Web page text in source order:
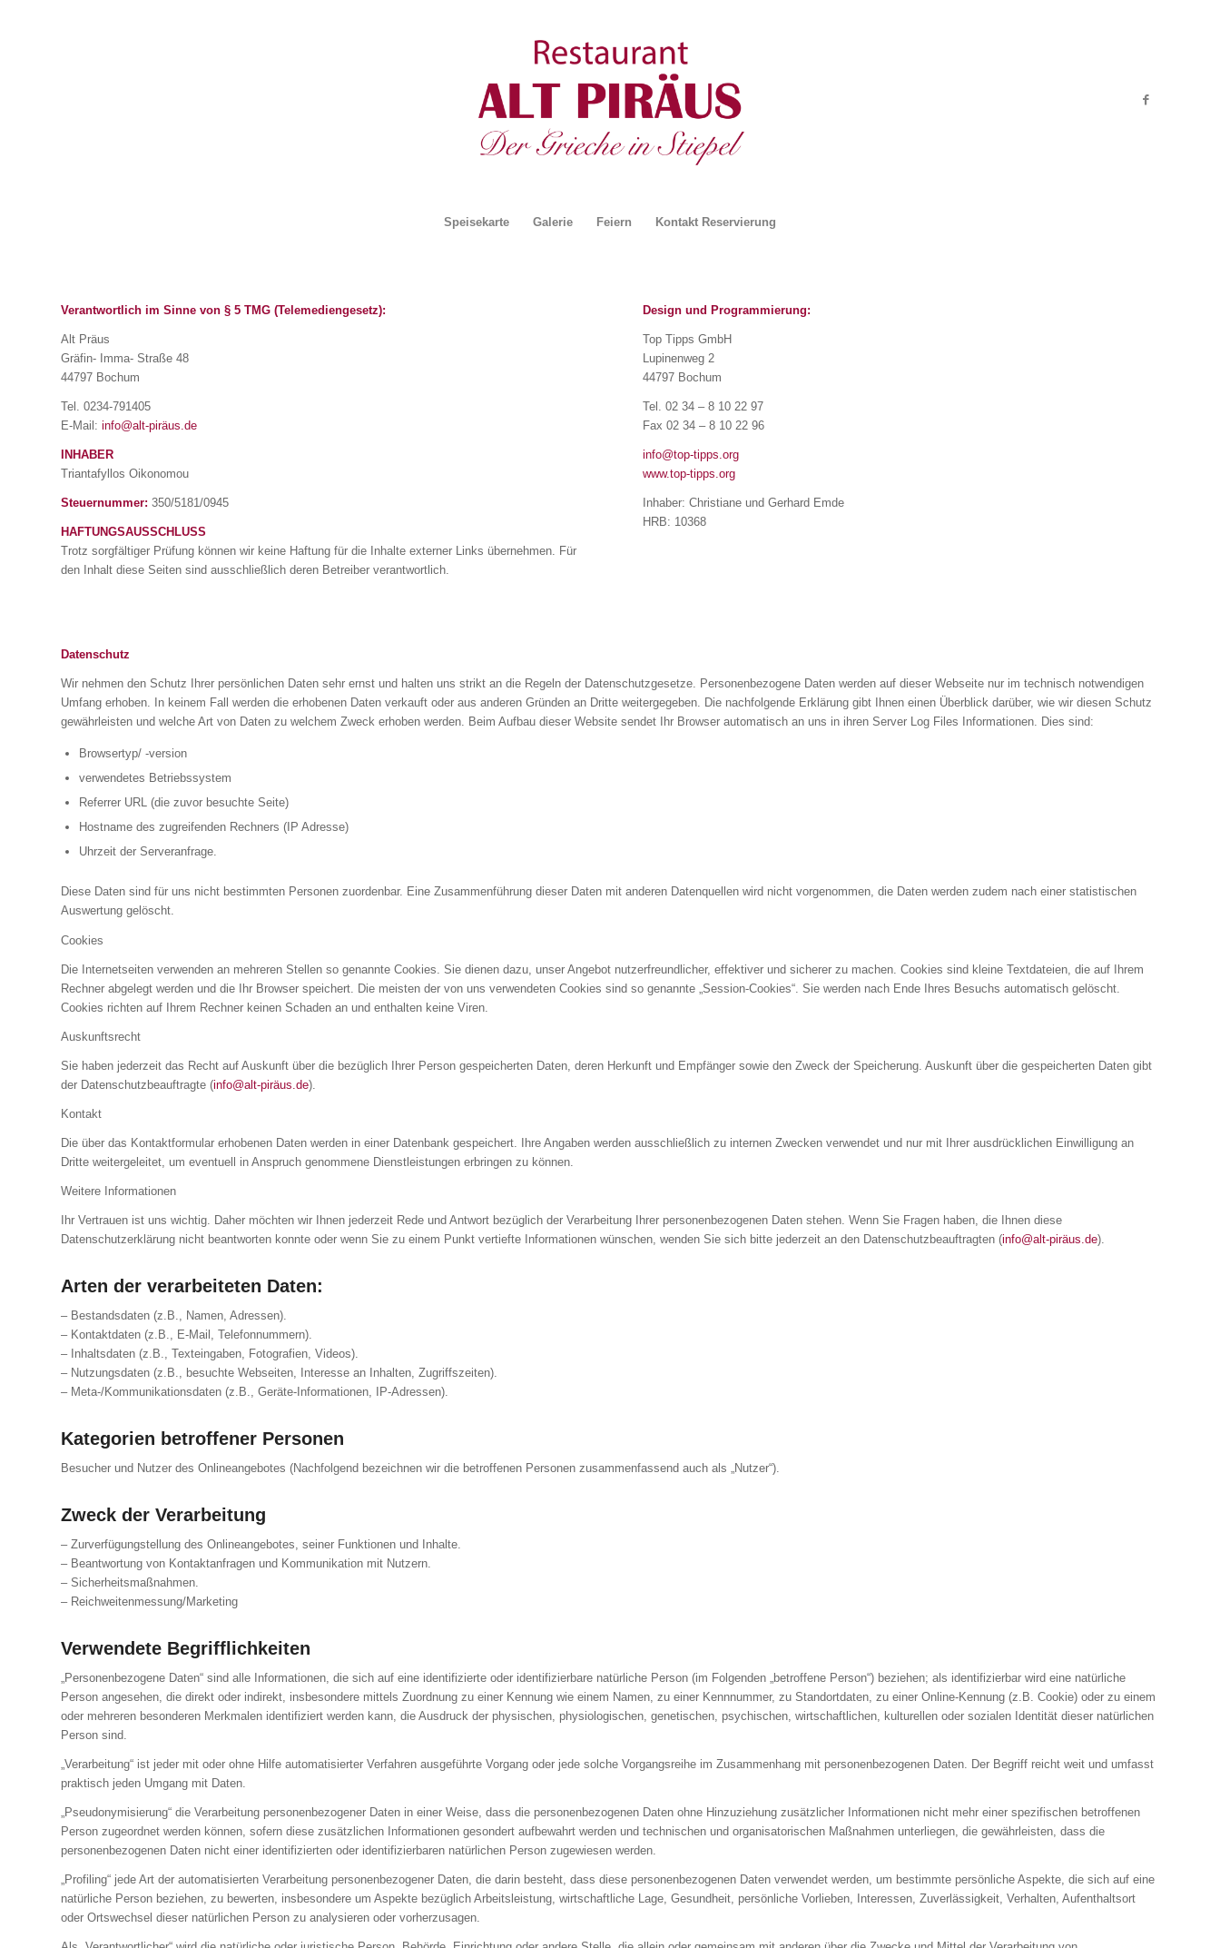
Speisekarte Galerie Feiern Kontakt Reservierung
Verantwortlich im Sinne von § 5 TMG (Telemediengesetz):
Alt Präus
Gräfin- Imma- Straße 48
44797 Bochum
Tel. 0234-791405
E-Mail: info@alt-piräus.de
INHABER
Triantafyllos Oikonomou
Steuernummer: 350/5181/0945
HAFTUNGSAUSSCHLUSS
Trotz sorgfältiger Prüfung können wir keine Haftung für die Inhalte externer Links übernehmen. Für
den Inhalt diese Seiten sind ausschließlich deren Betreiber verantwortlich.
Design und Programmierung:
Top Tipps GmbH
Lupinenweg 2
44797 Bochum
Tel. 02 34 – 8 10 22 97
Fax 02 34 – 8 10 22 96
info@top-tipps.org
www.top-tipps.org
Inhaber: Christiane und Gerhard Emde
HRB: 10368
Datenschutz
Wir nehmen den Schutz Ihrer persönlichen Daten sehr ernst und halten uns strikt an die Regeln der Datenschutzgesetze. Personenbezogene Daten werden auf dieser Webseite nur im technisch notwendigen
Umfang erhoben. In keinem Fall werden die erhobenen Daten verkauft oder aus anderen Gründen an Dritte weitergegeben. Die nachfolgende Erklärung gibt Ihnen einen Überblick darüber, wie wir diesen Schutz
gewährleisten und welche Art von Daten zu welchem Zweck erhoben werden. Beim Aufbau dieser Website sendet Ihr Browser automatisch an uns in ihren Server Log Files Informationen. Dies sind:
Browsertyp/ -version
verwendetes Betriebssystem
Referrer URL (die zuvor besuchte Seite)
Hostname des zugreifenden Rechners (IP Adresse)
Uhrzeit der Serveranfrage.
Diese Daten sind für uns nicht bestimmten Personen zuordenbar. Eine Zusammenführung dieser Daten mit anderen Datenquellen wird nicht vorgenommen, die Daten werden zudem nach einer statistischen
Auswertung gelöscht.
Cookies
Die Internetseiten verwenden an mehreren Stellen so genannte Cookies. Sie dienen dazu, unser Angebot nutzerfreundlicher, effektiver und sicherer zu machen. Cookies sind kleine Textdateien, die auf Ihrem
Rechner abgelegt werden und die Ihr Browser speichert. Die meisten der von uns verwendeten Cookies sind so genannte „Session-Cookies“. Sie werden nach Ende Ihres Besuchs automatisch gelöscht.
Cookies richten auf Ihrem Rechner keinen Schaden an und enthalten keine Viren.
Auskunftsrecht
Sie haben jederzeit das Recht auf Auskunft über die bezüglich Ihrer Person gespeicherten Daten, deren Herkunft und Empfänger sowie den Zweck der Speicherung. Auskunft über die gespeicherten Daten gibt
der Datenschutzbeauftragte (info@alt-piräus.de).
Kontakt
Die über das Kontaktformular erhobenen Daten werden in einer Datenbank gespeichert. Ihre Angaben werden ausschließlich zu internen Zwecken verwendet und nur mit Ihrer ausdrücklichen Einwilligung an
Dritte weitergeleitet, um eventuell in Anspruch genommene Dienstleistungen erbringen zu können.
Weitere Informationen
Ihr Vertrauen ist uns wichtig. Daher möchten wir Ihnen jederzeit Rede und Antwort bezüglich der Verarbeitung Ihrer personenbezogenen Daten stehen. Wenn Sie Fragen haben, die Ihnen diese
Datenschutzerklärung nicht beantworten konnte oder wenn Sie zu einem Punkt vertiefte Informationen wünschen, wenden Sie sich bitte jederzeit an den Datenschutzbeauftragten (info@alt-piräus.de).
Arten der verarbeiteten Daten:
– Bestandsdaten (z.B., Namen, Adressen).
– Kontaktdaten (z.B., E-Mail, Telefonnummern).
– Inhaltsdaten (z.B., Texteingaben, Fotografien, Videos).
– Nutzungsdaten (z.B., besuchte Webseiten, Interesse an Inhalten, Zugriffszeiten).
– Meta-/Kommunikationsdaten (z.B., Geräte-Informationen, IP-Adressen).
Kategorien betroffener Personen
Besucher und Nutzer des Onlineangebotes (Nachfolgend bezeichnen wir die betroffenen Personen zusammenfassend auch als „Nutzer“).
Zweck der Verarbeitung
– Zurverfügungstellung des Onlineangebotes, seiner Funktionen und Inhalte.
– Beantwortung von Kontaktanfragen und Kommunikation mit Nutzern.
– Sicherheitsmaßnahmen.
– Reichweitenmessung/Marketing
Verwendete Begrifflichkeiten
„Personenbezogene Daten“ sind alle Informationen, die sich auf eine identifizierte oder identifizierbare natürliche Person (im Folgenden „betroffene Person“) beziehen; als identifizierbar wird eine natürliche
Person angesehen, die direkt oder indirekt, insbesondere mittels Zuordnung zu einer Kennung wie einem Namen, zu einer Kennnummer, zu Standortdaten, zu einer Online-Kennung (z.B. Cookie) oder zu einem
oder mehreren besonderen Merkmalen identifiziert werden kann, die Ausdruck der physischen, physiologischen, genetischen, psychischen, wirtschaftlichen, kulturellen oder sozialen Identität dieser natürlichen
Person sind.
„Verarbeitung“ ist jeder mit oder ohne Hilfe automatisierter Verfahren ausgeführte Vorgang oder jede solche Vorgangsreihe im Zusammenhang mit personenbezogenen Daten. Der Begriff reicht weit und umfasst
praktisch jeden Umgang mit Daten.
„Pseudonymisierung“ die Verarbeitung personenbezogener Daten in einer Weise, dass die personenbezogenen Daten ohne Hinzuziehung zusätzlicher Informationen nicht mehr einer spezifischen betroffenen
Person zugeordnet werden können, sofern diese zusätzlichen Informationen gesondert aufbewahrt werden und technischen und organisatorischen Maßnahmen unterliegen, die gewährleisten, dass die
personenbezogenen Daten nicht einer identifizierten oder identifizierbaren natürlichen Person zugewiesen werden.
„Profiling“ jede Art der automatisierten Verarbeitung personenbezogener Daten, die darin besteht, dass diese personenbezogenen Daten verwendet werden, um bestimmte persönliche Aspekte, die sich auf eine
natürliche Person beziehen, zu bewerten, insbesondere um Aspekte bezüglich Arbeitsleistung, wirtschaftliche Lage, Gesundheit, persönliche Vorlieben, Interessen, Zuverlässigkeit, Verhalten, Aufenthaltsort
oder Ortswechsel dieser natürlichen Person zu analysieren oder vorherzusagen.